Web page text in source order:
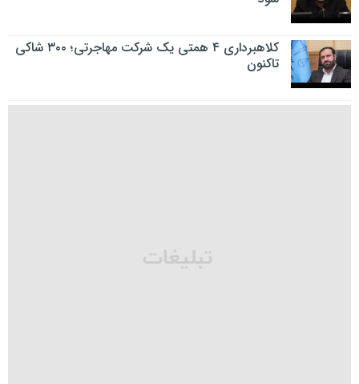
کلاهبرداری ۴ همتی یک شرکت مهاجرتی؛ ۳۰۰ شاکی
تاکنون